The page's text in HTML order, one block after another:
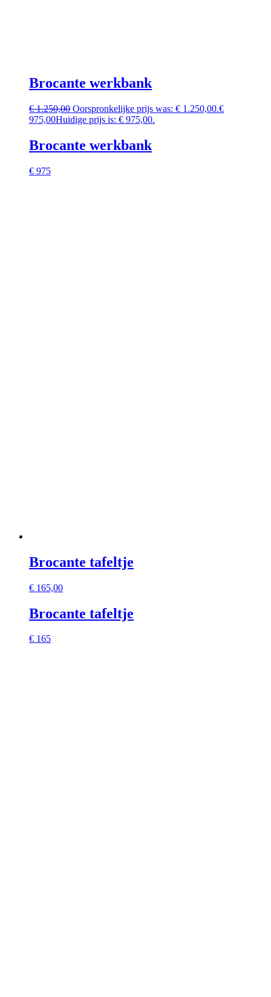
Brocante werkbank
€1.250,00 Oorspronkelijke prijs was: € 1.250,00.€
975,00Huidige prijs is: € 975,00.
Brocante werkbank
€ 975
Brocante tafeltje
€ 165,00
Brocante tafeltje
€ 165